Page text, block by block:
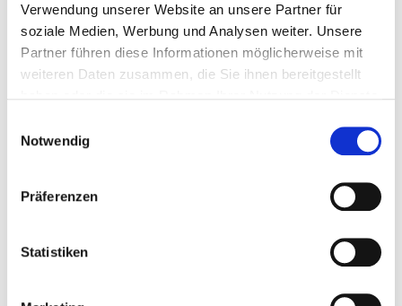
Verwendung unserer Website an unsere Partner für
soziale Medien, Werbung und Analysen weiter. Unsere
Partner führen diese Informationen möglicherweise mit
weiteren Daten zusammen, die Sie ihnen bereitgestellt
Notwendig
Präferenzen
Statistiken
Torino FC - Como 1907
€ 222